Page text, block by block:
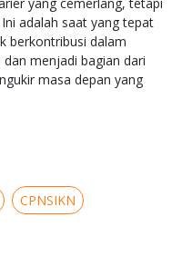
adalah saat yang tepat
berkontribusi dalam
menjadi bagian dari
masa depan yang
CPNSIKN